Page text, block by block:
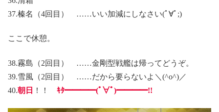
37.榛名（4回目） ……いい加減にしなさい(ﾟ∀ﾟ;)
ここで休憩。
38.霧島（2回目） ……金剛型戦艦は帰ってどうぞ。
39.雪風（2回目） ……だから要らないよ＼(^o^)／
40.朝日 ！！ ｷﾀ━━━━(ﾟ∀ﾟ)━━━━!!